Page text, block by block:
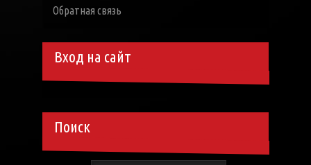
Обратная связь
Вход на сайт
Поиск